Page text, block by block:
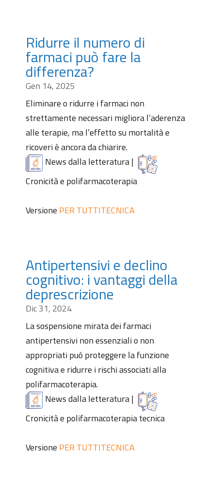
Ridurre il numero di
farmaci può fare la
differenza?
Gen 14, 2025
Eliminare o ridurre i farmaci non
strettamente necessari migliora l’aderenza
alle terapie, ma l’effetto su mortalità e
ricoveri è ancora da chiarire.
News dalla letteratura|
Cronicità e polifarmacoterapia
Versione PER TUTTITECNICA
Antipertensivi e declino
cognitivo: i vantaggi della
deprescrizione
Dic 31, 2024
La sospensione mirata dei farmaci
antipertensivi non essenziali o non
appropriati può proteggere la funzione
cognitiva e ridurre i rischi associati alla
polifarmacoterapia.
News dalla letteratura|
Cronicità e polifarmacoterapia tecnica
Versione PER TUTTITECNICA